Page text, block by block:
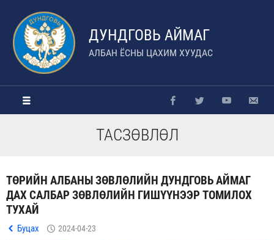
ДУНДГОВЬ АЙМАГ
АЛБАН ЁСНЫ ЦАХИМ ХУУДАС
ТАСЗӨВЛӨЛ
ТӨРИЙН АЛБАНЫ ЗӨВЛӨЛИЙН ДУНДГОВЬ АЙМАГ
ДАХ САЛБАР ЗӨВЛӨЛИЙН ГИШҮҮНЭЭР ТОМИЛОХ
ТУХАЙ
Буцах 2024-04-23